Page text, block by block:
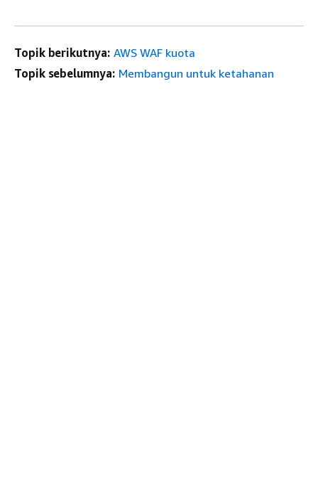
Topik berikutnya: AWS WAF kuota
Topik sebelumnya: Membangun untuk ketahanan